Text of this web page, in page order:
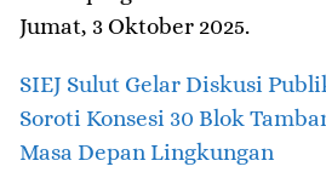
Jumat, 3 Oktober 2025.
SIEJ Sulut Gelar Diskusi
Soroti Konsesi 30 Blok
Masa Depan Lingkungan